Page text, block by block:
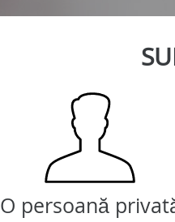
O persoană